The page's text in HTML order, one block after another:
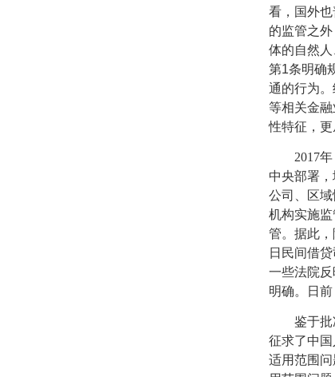
看，国外
的监管之
体的自然
第1条明确
通的行为
等相关金
性特征，更
2017年
中央部署
公司、区
机构实施
管。据此
日民间借
一些法院
明确。日
鉴于
征求了中
适用范围